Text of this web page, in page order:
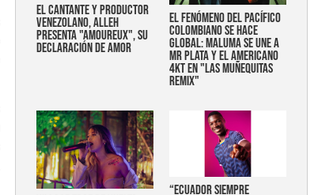
EL CANTANTE Y PRODUCTOR
VENEZOLANO, ALLEH
PRESENTA "AMOUREUX", SU
DECLARACIÓN DE AMOR
EL FENÓMENO DEL PACÍFICO
COLOMBIANO SE HACE
GLOBAL: MALUMA SE UNE A
MR PLATA Y EL AMERICANO
4KT EN "LAS MUÑEQUITAS
REMIX"
“Ecuador siempre